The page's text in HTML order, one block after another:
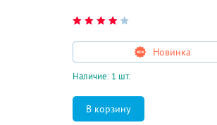
Новинка
Наличие: 1 шт.